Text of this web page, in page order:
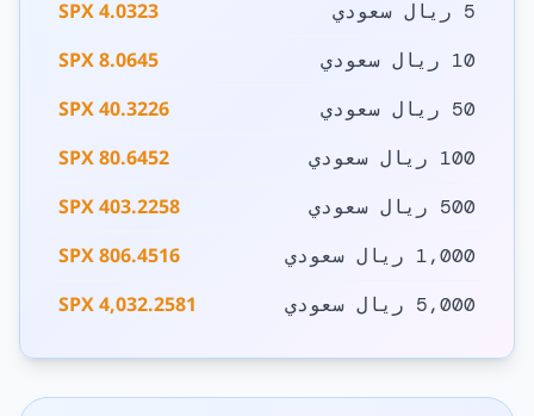
5 ريال سعودي 4.0323 SPX
10 ريال سعودي 8.0645 SPX
50 ريال سعودي 40.3226 SPX
100 ريال سعودي 80.6452 SPX
500 ريال سعودي 403.2258 SPX
1,000 ريال سعودي 806.4516 SPX
5,000 ريال سعودي 4,032.2581 SPX